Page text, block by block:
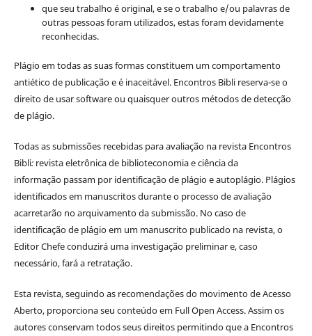
que seu trabalho é original, e se o trabalho e/ou palavras de
outras pessoas foram utilizados, estas foram devidamente
reconhecidas.
Plágio em todas as suas formas constituem um comportamento
antiético de publicação e é inaceitável. Encontros Bibli reserva-se o
direito de usar software ou quaisquer outros métodos de detecção
de plágio.
Todas as submissões recebidas para avaliação na revista Encontros
Bibli: revista eletrônica de biblioteconomia e ciência da
informaçãopassam por identificação de plágio e autoplágio. Plágios
identificados em manuscritos durante o processo de avaliação
acarretarão no arquivamento da submissão. No caso de
identificação de plágio em um manuscrito publicado na revista, o
Editor Chefe conduzirá uma investigação preliminar e, caso
necessário, fará a retratação.
Esta revista, seguindo as recomendações do movimento de Acesso
Aberto, proporciona seu conteúdo em Full Open Access. Assim os
autores conservam todos seus direitos permitindo que a Encontros